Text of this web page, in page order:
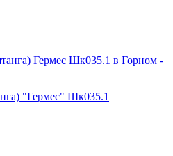
"Гермес" Шк035.1